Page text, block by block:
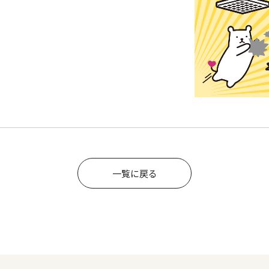
一覧に戻る